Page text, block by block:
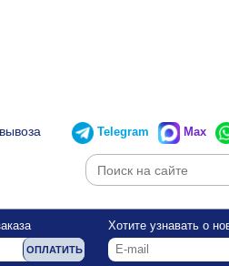
Telegram Max
Хотите узнавать о